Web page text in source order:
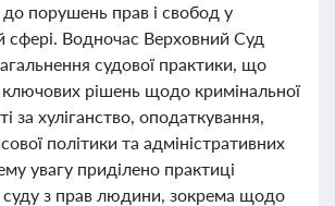
порушень прав і свобод у
сфері. Водночас Верховний Суд
судової практики, що
ключових рішень щодо кримінальної
за хуліганство, оподаткування,
політики та адміністративних
увагу приділено практиці
суду з прав людини, зокрема щодо